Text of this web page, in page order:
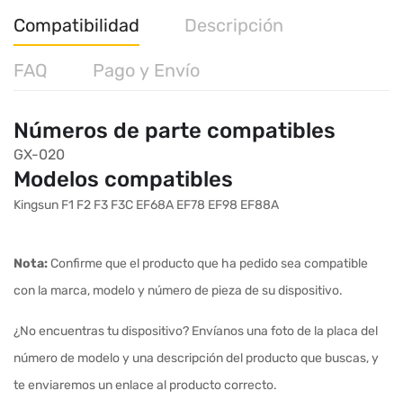
Compatibilidad Descripción
FAQ Pago y Envío
Números de parte compatibles
GX-020
Modelos compatibles
Kingsun F1 F2 F3 F3C EF68A EF78 EF98 EF88A
Nota:Confirme que el producto que ha pedido sea compatible
con la marca, modelo y número de pieza de su dispositivo.
¿No encuentras tu dispositivo? Envíanos una foto de la placa del
número de modelo y una descripción del producto que buscas, y
te enviaremos un enlace al producto correcto.